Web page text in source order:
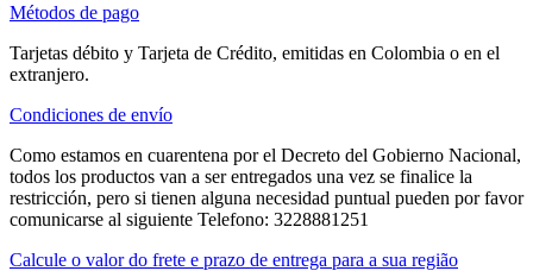
Métodos de pago
Tarjetas débito y Tarjeta de Crédito, emitidas en Colombia o en el
extranjero.
Condiciones de envío
Como estamos en cuarentena por el Decreto del Gobierno Nacional,
todos los productos van a ser entregados una vez se finalice la
restricción, pero si tienen alguna necesidad puntual pueden por favor
comunicarse al siguiente Telefono: 3228881251
Calcule o valor do frete e prazo de entrega para a sua região